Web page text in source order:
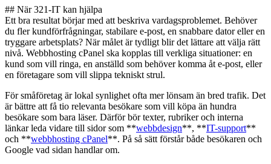
## När 321-IT kan hjälpa
Ett bra resultat börjar med att beskriva vardagsproblemet. Behöver
du fler kundförfrågningar, stabilare e-post, en snabbare dator eller en
tryggare arbetsplats? När målet är tydligt blir det lättare att välja rätt
nivå. Webbhosting cPanel ska kopplas till verkliga situationer: en
kund som vill ringa, en anställd som behöver komma åt e-post, eller
en företagare som vill slippa tekniskt strul.
För småföretag är lokal synlighet ofta mer lönsam än bred trafik. Det
är bättre att få tio relevanta besökare som vill köpa än hundra
besökare som bara läser. Därför bör texter, rubriker och interna
länkar leda vidare till sidor som **webbdesign**, **IT-support**
och **webbhosting cPanel**. På så sätt förstår både besökaren och
Google vad sidan handlar om.